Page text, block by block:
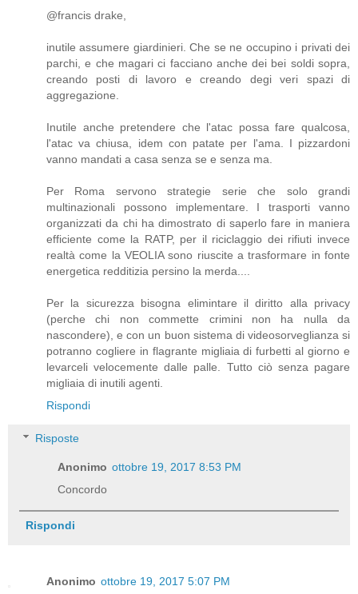
@francis drake,
inutile assumere giardinieri. Che se ne occupino i privati dei
parchi, e che magari ci facciano anche dei bei soldi sopra,
creando posti di lavoro e creando degi veri spazi di
aggregazione.
Inutile anche pretendere che l'atac possa fare qualcosa,
l'atac va chiusa, idem con patate per l'ama. I pizzardoni
vanno mandati a casa senza se e senza ma.
Per Roma servono strategie serie che solo grandi
multinazionali possono implementare. I trasporti vanno
organizzati da chi ha dimostrato di saperlo fare in maniera
efficiente come la RATP, per il riciclaggio dei rifiuti invece
realtà come la VEOLIA sono riuscite a trasformare in fonte
energetica redditizia persino la merda....
Per la sicurezza bisogna elimintare il diritto alla privacy
(perche chi non commette crimini non ha nulla da
nascondere), e con un buon sistema di videosorveglianza si
potranno cogliere in flagrante migliaia di furbetti al giorno e
levarceli velocemente dalle palle. Tutto ciò senza pagare
migliaia di inutili agenti.
Rispondi
Risposte
Anonimo ottobre 19, 2017 8:53 PM
Concordo
Rispondi
Anonimo ottobre 19, 2017 5:07 PM